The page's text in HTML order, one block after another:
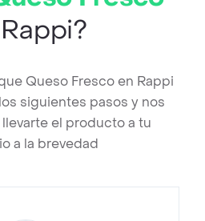
Queso Fresco en Rappi
siguientes pasos y nos
el producto a tu
a la brevedad